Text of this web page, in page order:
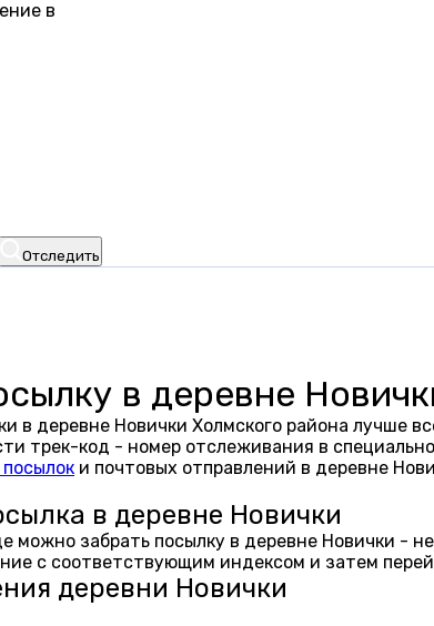
в
Отследить
в деревне
в деревне Новички Холмского района лучше
трек-код - номер отслеживания в
и почтовых отправлений в деревне
в деревне Новички
можно забрать посылку в деревне Новички -
с соответствующим индексом и затем
деревни Новички